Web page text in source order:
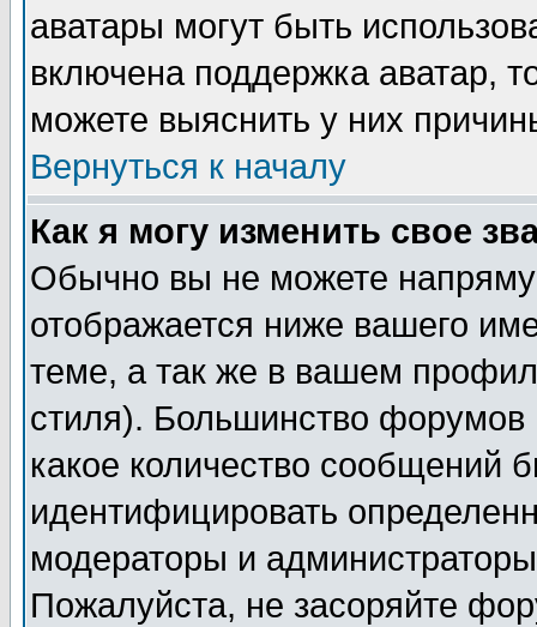
аватары могут быть
включена поддержка аватар,
можете выяснить у них
Вернуться к началу
Как я могу изменить свое
Обычно вы не можете
отображается ниже вашего
теме, а так же в вашем
стиля). Большинство форумов
какое количество сообщений
идентифицировать
модераторы и
Пожалуйста, не засоряйте